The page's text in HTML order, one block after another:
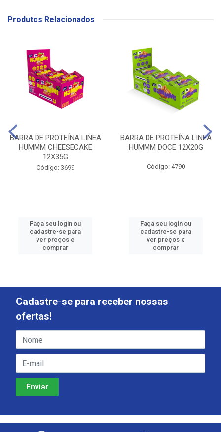
Produtos Relacionados
BARRA DE PROTEÍNA LINEA
HUMMM CHEESECAKE
12X35G
Código: 3699
Faça seu login ou
cadastre-se para
ver preços e
comprar
BARRA DE PROTEÍNA LINEA
HUMMM DOCE 12X20G
Código: 4790
Faça seu login ou
cadastre-se para
ver preços e
comprar
Cadastre-se para receber nossas
ofertas!